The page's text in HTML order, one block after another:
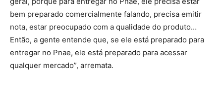
bem preparado comercialmente falando, precisa emitir
nota, estar preocupado com a qualidade do produto…
Então, a gente entende que, se ele está preparado para
entregar no Pnae, ele está preparado para acessar
qualquer mercado”, arremata.